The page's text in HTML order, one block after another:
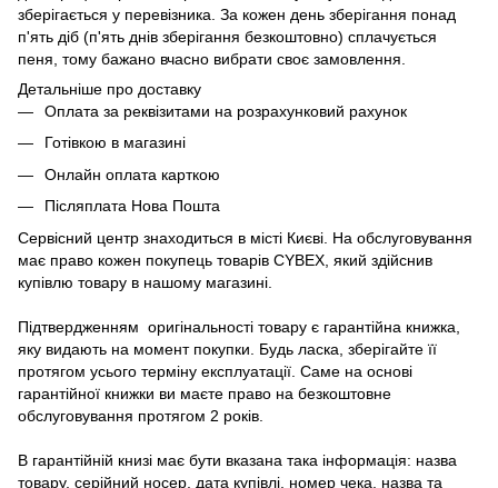
зберігається у перевізника. За кожен день зберігання понад
п'ять діб (п'ять днів зберігання безкоштовно) сплачується
пеня, тому бажано вчасно вибрати своє замовлення.
Детальніше про доставку
Оплата за реквізитами на розрахунковий рахунок
Готівкою в магазині
Онлайн оплата карткою
Післяплата Нова Пошта
Сервісний центр знаходиться в місті Києві. На обслуговування
має право кожен покупець товарів СYBEX, який здійснив
купівлю товару в нашому магазині.
Підтвердженням оригінальності товару є гарантійна книжка,
яку видають на момент покупки. Будь ласка, зберігайте її
протягом усього терміну експлуатації. Саме на основі
гарантійної книжки ви маєте право на безкоштовне
обслуговування протягом 2 років.
В гарантійній книзі має бути вказана така інформація: назва
товару, серійний носер, дата купівлі, номер чека, назва та